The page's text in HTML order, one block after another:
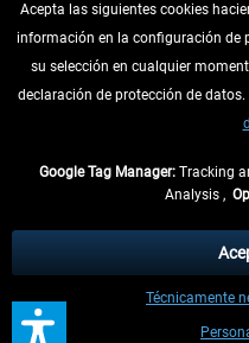
DESISTIR DEL CONTRATO
INFORMACIÓN
tasas de recepción
** De aplicación a envíos dentro
demás países se pueden
Acepta las siguientes cookies
información en la configuración de
su selección en cualquier
declaración de protección de datos.
Google Tag Manager: Tracking
Analysis ,
Técnicamente